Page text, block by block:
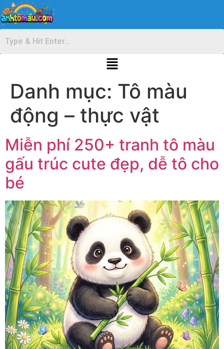
Danh mục: Tô màu
động – thực vật
Miễn phí 250+ tranh tô màu
gấu trúc cute đẹp, dễ tô cho
bé